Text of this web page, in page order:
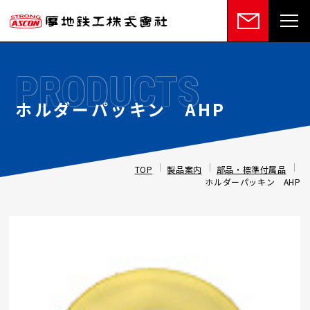
ホルダーパッキン AHP
PRODUCTS
TOP 製品案内
部品・標準付属品
ホルダーパッキン AHP